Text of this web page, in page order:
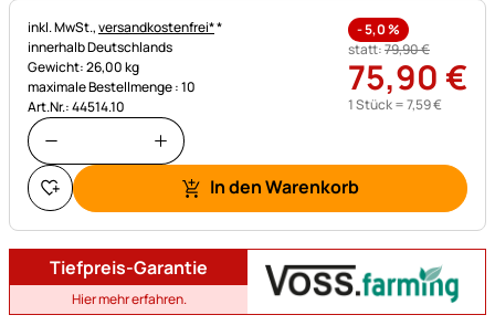
Steuerhinweis:
inkl. MwSt.,versandkostenfrei**
innerhalb Deutschlands
Gewicht: 26,00 kg
maximale Bestellmenge : 10
Art.Nr.: 44514.10
-5,0%
statt:79,90€
75,90 €
1 Stück =7,59€
In den Warenkorb
Tiefpreis-Garantie
Hier mehr erfahren.